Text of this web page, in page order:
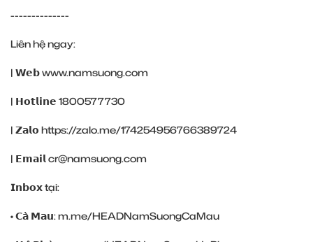
--------------
Liên hệ ngay:
| 𝗪𝗲𝗯www.namsuong.com
| 𝗛𝗼𝘁𝗹𝗶𝗻𝗲 1800577730
| 𝗭𝗮𝗹𝗼 https://zalo.me/174254956766389724
| 𝗘𝗺𝗮𝗶𝗹 cr@namsuong.com
𝗜𝗻𝗯𝗼𝘅 tại:
• 𝗖𝗮̀ 𝗠𝗮𝘂:m.me/HEADNamSuongCaMau